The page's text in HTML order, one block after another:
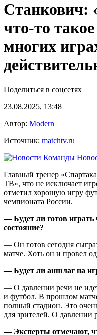
Станкович:
что‑то
многих
Поделиться в соцсетях
23.08.2025, 13:48
Автор: Modern
Источник: matchtv.ru
Главный тренер
ТВ», что не исключает
отметил хорошую игру
чемпионата России.
— Будет ли готов
состояние?
— Он готов сегодня
матче. Хоть он и провел
— Будет ли аншлаг на
— О давлении речи не
и футбол. В прошлом
полный стадион. Это
для зрителей. О давлении
— Эксперты отмечают,